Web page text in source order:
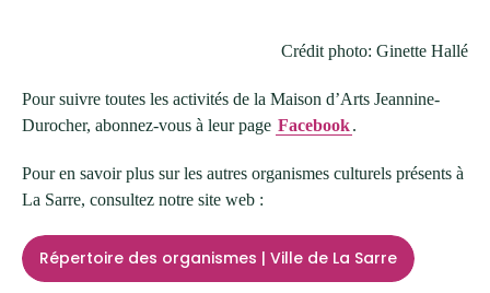
Crédit photo: Ginette Hallé
Pour suivre toutes les activités de la Maison d’Arts Jeannine-
Durocher, abonnez-vous à leur page Facebook.
Pour en savoir plus sur les autres organismes culturels présents à
La Sarre, consultez notre site web :
Répertoire des organismes | Ville de La Sarre